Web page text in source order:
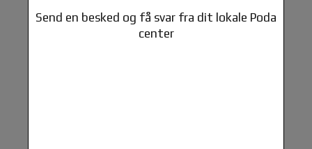
Send en besked og få svar fra dit lokale Poda
center